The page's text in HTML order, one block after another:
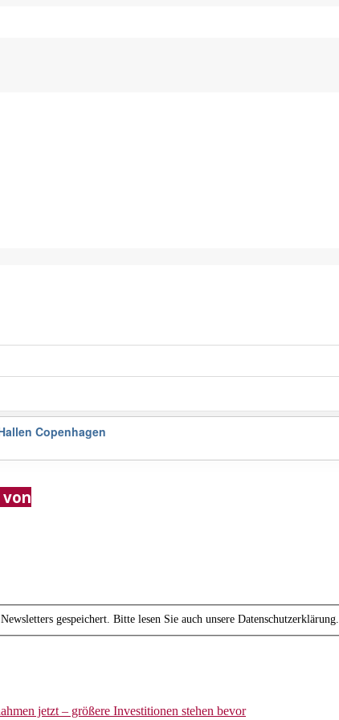
Copenhagen
gespeichert. Bitte lesen Sie auch unsere Datenschutzerklärung.
jetzt – größere Investitionen stehen bevor